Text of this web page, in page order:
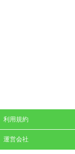
利用規約
運営会社